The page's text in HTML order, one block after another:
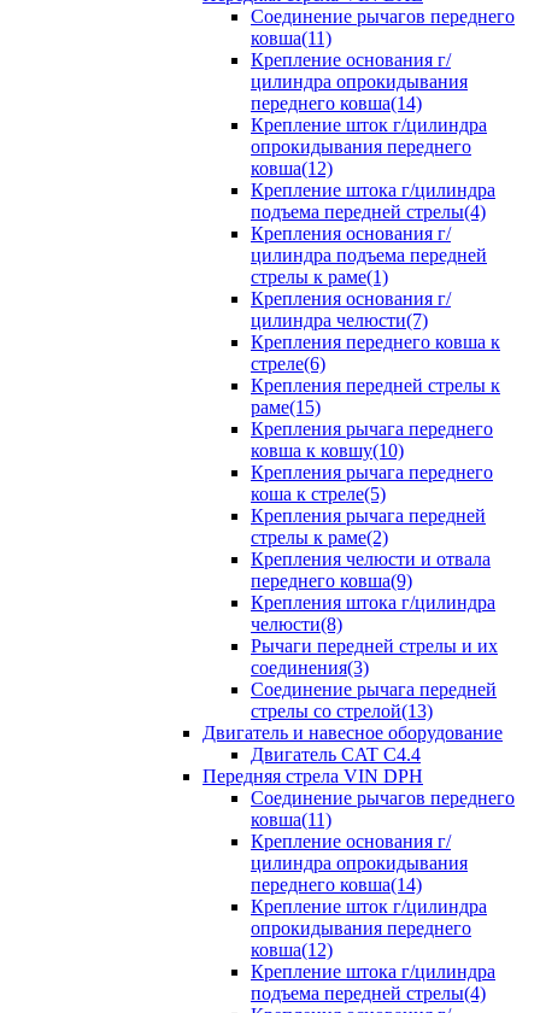
Cоединение рычагов переднего
ковша(11)
Крепление основания г/
цилиндра опрокидывания
переднего ковша(14)
Крепление шток г/цилиндра
опрокидывания переднего
ковша(12)
Крепление штока г/цилиндра
подъема передней стрелы(4)
Крепления основания г/
цилиндра подъема передней
стрелы к раме(1)
Крепления основания г/
цилиндра челюсти(7)
Крепления переднего ковша к
стреле(6)
Крепления передней стрелы к
раме(15)
Крепления рычага переднего
ковша к ковшу(10)
Крепления рычага переднего
коша к стреле(5)
Крепления рычага передней
стрелы к раме(2)
Крепления челюсти и отвала
переднего ковша(9)
Крепления штока г/цилиндра
челюсти(8)
Рычаги передней стрелы и их
соединения(3)
Соединение рычага передней
стрелы со стрелой(13)
Двигатель и навесное оборудование
Двигатель CAT C4.4
Передняя стрела VIN DPH
Cоединение рычагов переднего
ковша(11)
Крепление основания г/
цилиндра опрокидывания
переднего ковша(14)
Крепление шток г/цилиндра
опрокидывания переднего
ковша(12)
Крепление штока г/цилиндра
подъема передней стрелы(4)